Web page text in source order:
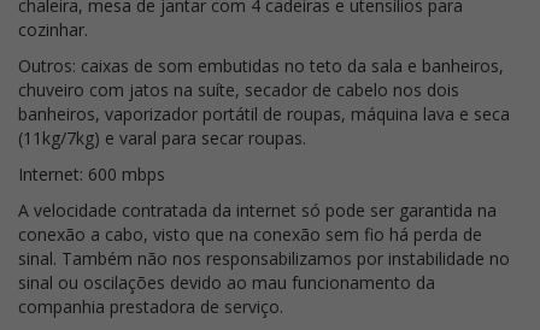
chaleira, mesa de jantar com 4 cadeiras e utensílios para
cozinhar.
Outros: caixas de som embutidas no teto da sala e banheiros,
chuveiro com jatos na suíte, secador de cabelo nos dois
banheiros, vaporizador portátil de roupas, máquina lava e seca
(11kg/7kg) e varal para secar roupas.
Internet: 600 mbps
A velocidade contratada da internet só pode ser garantida na
conexão a cabo, visto que na conexão sem fio há perda de
sinal. Também não nos responsabilizamos por instabilidade no
sinal ou oscilações devido ao mau funcionamento da
companhia prestadora de serviço.